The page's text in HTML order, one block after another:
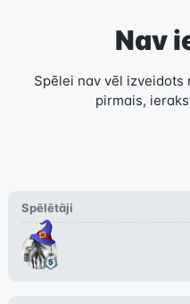
Nav
Spēlei nav vēl izveidots
pirmais,
Spēlētāji